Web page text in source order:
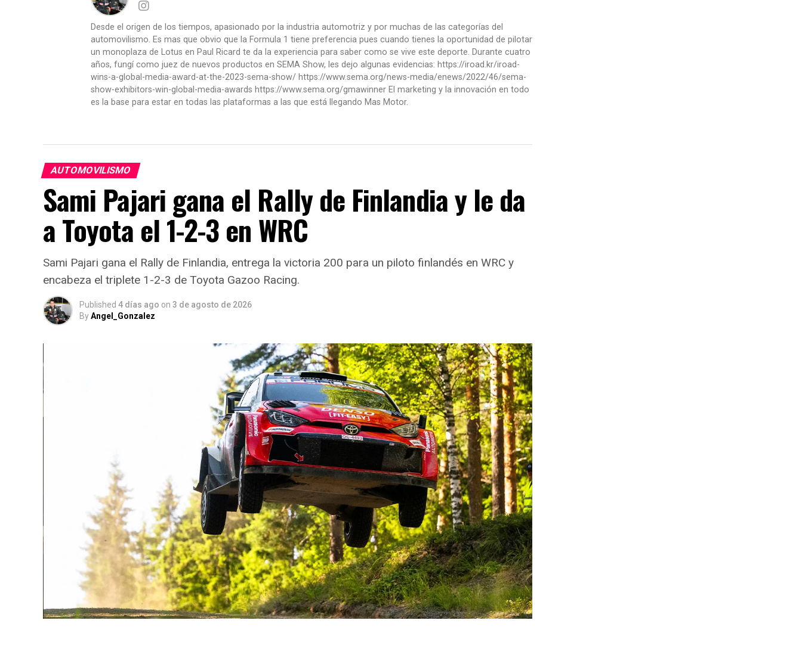
Desde el origen de los tiempos, apasionado por la industria automotriz y por muchas de las categorías del
automovilismo. Es mas que obvio que la Formula 1 tiene preferencia pues cuando tienes la oportunidad de pilotar
un monoplaza de Lotus en Paul Ricard te da la experiencia para saber como se vive este deporte. Durante cuatro
años, fungí como juez de nuevos productos en SEMA Show, les dejo algunas evidencias: https://iroad.kr/iroad-
wins-a-global-media-award-at-the-2023-sema-show/ https://www.sema.org/news-media/enews/2022/46/sema-
show-exhibitors-win-global-media-awards https://www.sema.org/gmawinner El marketing y la innovación en todo
es la base para estar en todas las plataformas a las que está llegando Mas Motor.
AUTOMOVILISMO
Sami Pajari gana el Rally de Finlandia y le da
a Toyota el 1-2-3 en WRC
Sami Pajari gana el Rally de Finlandia, entrega la victoria 200 para un piloto finlandés en WRC y
encabeza el triplete 1-2-3 de Toyota Gazoo Racing.
Published 4 días ago on 3 de agosto de 2026
ByAngel_Gonzalez